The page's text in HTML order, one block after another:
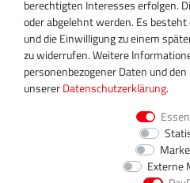
info@turboservice24.de
Aktuelle Öffnungszeiten
Mo-Fr: 08:00 Uhr - 18:00 Uhr
Sa: geschlossen
berechtigten Interesses erfolgen.
oder abgelehnt werden. Es
und die Einwilligung zu einem
zu widerrufen. Weitere
personenbezogener Daten und
unsererDaten­schutz­erklärung.
Externe